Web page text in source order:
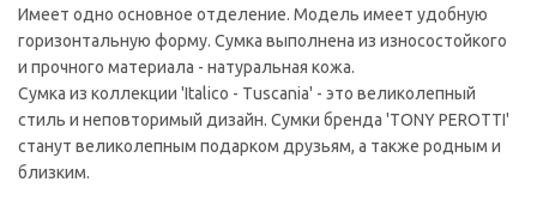
Имеет одно основное отделение. Модель имеет удобную
горизонтальную форму. Сумка выполнена из износостойкого
и прочного материала - натуральная кожа.
Сумка из коллекции 'Italico - Tuscania' - это великолепный
стиль и неповторимый дизайн. Сумки бренда 'TONY PEROTTI'
станут великолепным подарком друзьям, а также родным и
близким.